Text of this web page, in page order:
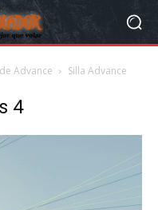
Advance
Silla Advance
4